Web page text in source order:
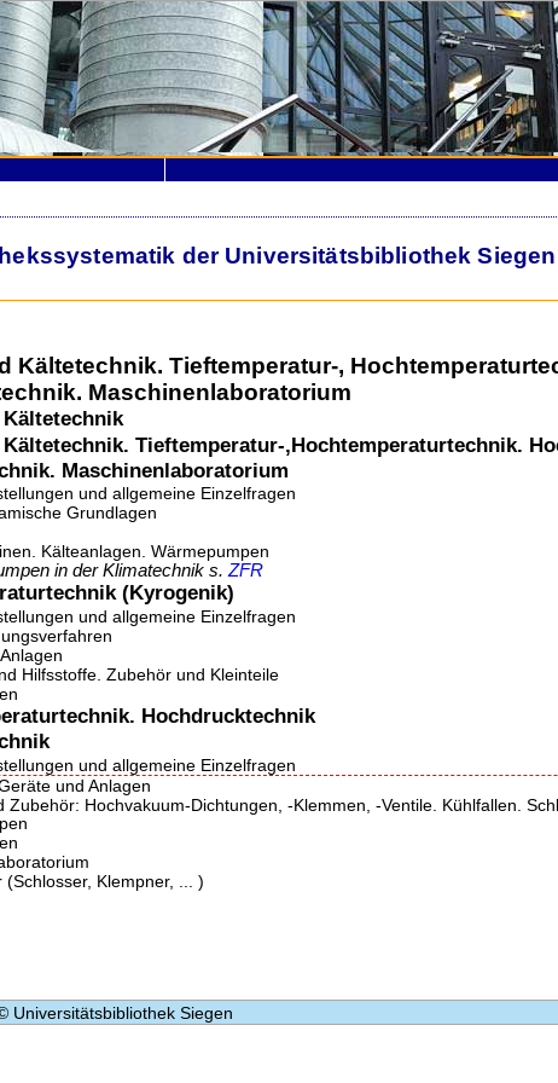
der Universitätsbibliothek Siegen
Kältetechnik. Tieftemperatur-,
Maschinenlaboratorium
Tieftemperatur-,Hochtemperaturtechnik.
Maschinenlaboratorium
und allgemeine Einzelfragen
Grundlagen
Kälteanlagen. Wärmepumpen
in der Klimatechnik s. ZFR
(Kyrogenik)
und allgemeine Einzelfragen
Hilfsstoffe. Zubehör und Kleinteile
Hochdrucktechnik
und allgemeine Einzelfragen
und Anlagen
Zubehör: Hochvakuum-Dichtungen, -Klemmen, -Ventile. Kühlfallen.
(Schlosser, Klempner, ... )
Universitätsbibliothek Siegen